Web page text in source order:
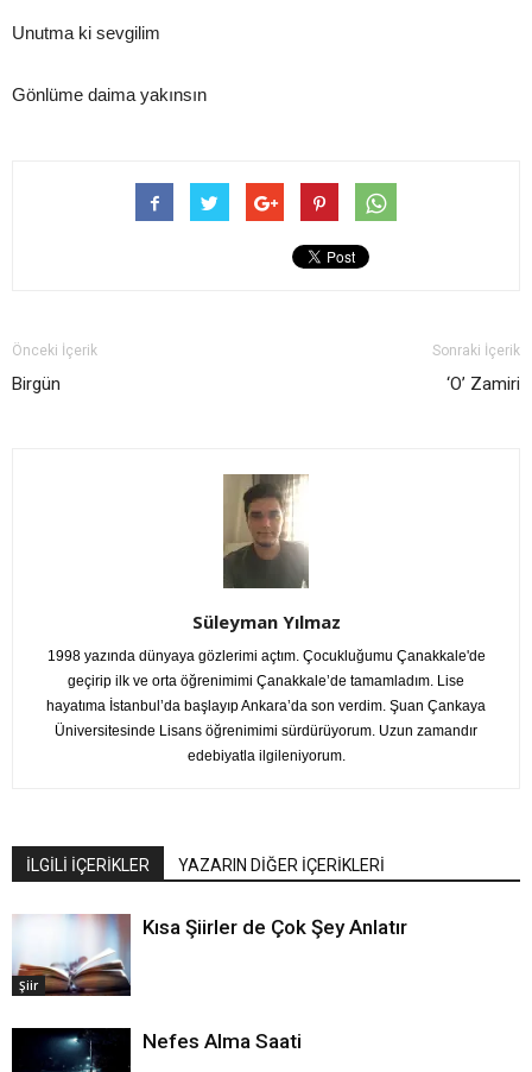
Unutma ki sevgilim
Gönlüme daima yakınsın
Önceki İçerik
Birgün
Sonraki İçerik
‘O’ Zamiri
Süleyman Yılmaz
1998 yazında dünyaya gözlerimi açtım. Çocukluğumu Çanakkale'de
geçirip ilk ve orta öğrenimimi Çanakkale’de tamamladım. Lise
hayatıma İstanbul’da başlayıp Ankara’da son verdim. Şuan Çankaya
Üniversitesinde Lisans öğrenimimi sürdürüyorum. Uzun zamandır
edebiyatla ilgileniyorum.
İLGİLİ İÇERİKLER YAZARIN DİĞER İÇERİKLERİ
Şiir
Kısa Şiirler de Çok Şey Anlatır
Nefes Alma Saati